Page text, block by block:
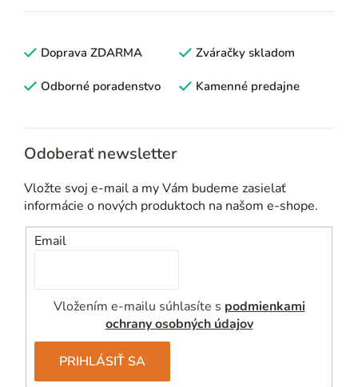
Doprava ZDARMA Zváračky skladom
Odborné poradenstvo Kamenné predajne
Odoberať newsletter
Vložte svoj e-mail a my Vám budeme zasielať
informácie o nových produktoch na našom e-shope.
Email
Vložením e-mailu súhlasíte s podmienkami
ochrany osobných údajov
PRIHLÁSIŤ SA